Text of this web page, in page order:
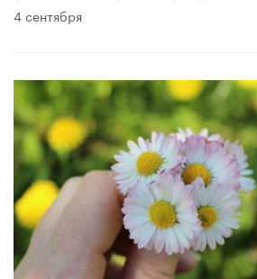
4 сентября